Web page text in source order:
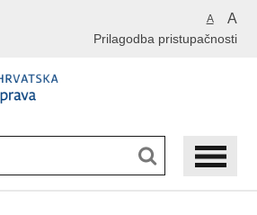
A A
Prilagodba pristupačnosti